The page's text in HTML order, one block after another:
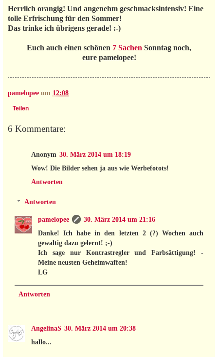
Herrlich orangig! Und angenehm geschmacksintensiv! Eine
tolle Erfrischung für den Sommer!
Das trinke ich übrigens gerade! :-)
Euch auch einen schönen 7 Sachen Sonntag noch,
eure pamelopee!
pamelopee um 12:08
Teilen
6 Kommentare:
Anonym 30. März 2014 um 18:19
Wow! Die Bilder sehen ja aus wie Werbefotots!
Antworten
Antworten
pamelopee
30. März 2014 um 21:16
Danke! Ich habe in den letzten 2 (?) Wochen auch
gewaltig dazu gelernt! ;-)
Ich sage nur Kontrastregler und Farbsättigung! -
Meine neusten Geheimwaffen!
LG
Antworten
AngelinaS 30. März 2014 um 20:38
hallo...